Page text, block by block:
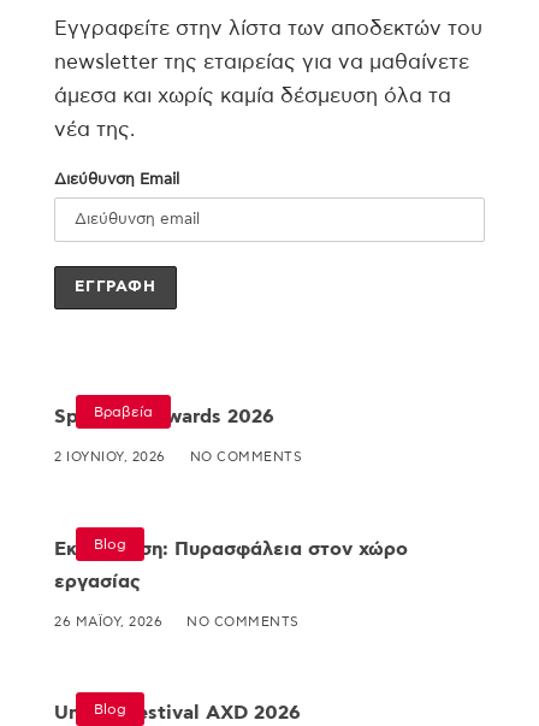
Εγγραφείτε στην λίστα των αποδεκτών του
newsletter της εταιρείας για να μαθαίνετε
άμεσα και χωρίς καμία δέσμευση όλα τα
νέα της.
Διεύθυνση Email
Βραβεία
Specialist Awards 2026
2 ΙΟΥΝΊΟΥ, 2026 NO COMMENTS
Blog
Εκπαίδευση: Πυρασφάλεια στον χώρο
εργασίας
26 ΜΑΪ́ΟΥ, 2026 NO COMMENTS
Blog
Umami Festival AXD 2026